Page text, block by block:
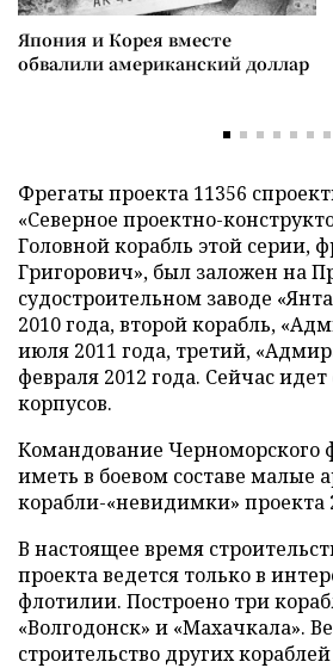
Япония и Корея вместе
обвалили американский доллар
Фрегаты проекта 11356
«Северное проектно-
Головной корабль этой серии,
Григорович», был заложен на
судостроительном заводе
2010 года, второй корабль,
июля 2011 года, третий,
февраля 2012 года. Сейчас
корпусов.
Командование Черноморского
иметь в боевом составе малые
корабли-«невидимки» проекта
В настоящее время
проекта ведется только в
флотилии. Построено три
«Волгодонск» и «Махачкала».
строительство других